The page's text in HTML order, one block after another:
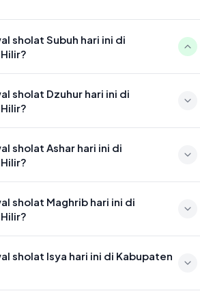
sholat Subuh hari ini di
sholat Dzuhur hari ini di
sholat Ashar hari ini di
sholat Maghrib hari ini di
sholat Isya hari ini di Kabupaten